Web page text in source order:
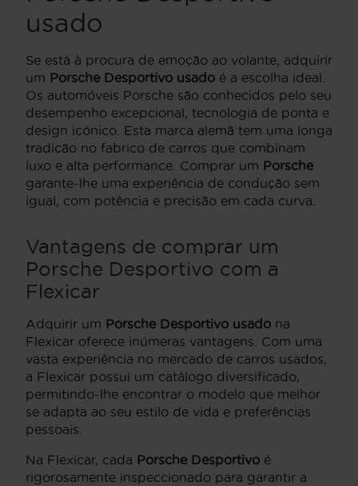
usado
Se está à procura de emoção ao volante, adquirir
um Porsche Desportivo usado é a escolha ideal.
Os automóveis Porsche são conhecidos pelo seu
desempenho excepcional, tecnologia de ponta e
design icónico. Esta marca alemã tem uma longa
tradição no fabrico de carros que combinam
luxo e alta performance. Comprar um Porsche
garante-lhe uma experiência de condução sem
igual, com potência e precisão em cada curva.
Vantagens de comprar um
Porsche Desportivo com a
Flexicar
Adquirir um Porsche Desportivo usado na
Flexicar oferece inúmeras vantagens. Com uma
vasta experiência no mercado de carros usados,
a Flexicar possui um catálogo diversificado,
permitindo-lhe encontrar o modelo que melhor
se adapta ao seu estilo de vida e preferências
pessoais.
Na Flexicar, cada Porsche Desportivo é
rigorosamente inspeccionado para garantir a